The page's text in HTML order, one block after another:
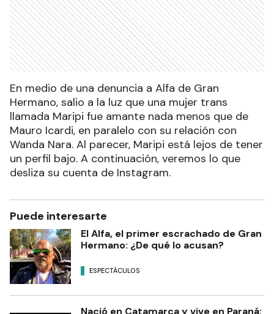
En medio de una denuncia a Alfa de Gran
Hermano, salio a la luz que una mujer trans
llamada Maripi fue amante nada menos que de
Mauro Icardi, en paralelo con su relación con
Wanda Nara. Al parecer, Maripi está lejos de tener
un perfil bajo. A continuación, veremos lo que
desliza su cuenta de Instagram.
Puede interesarte
El Alfa, el primer escrachado de Gran
Hermano: ¿De qué lo acusan?
ESPECTÁCULOS
Nació en Catamarca y vive en Paraná: